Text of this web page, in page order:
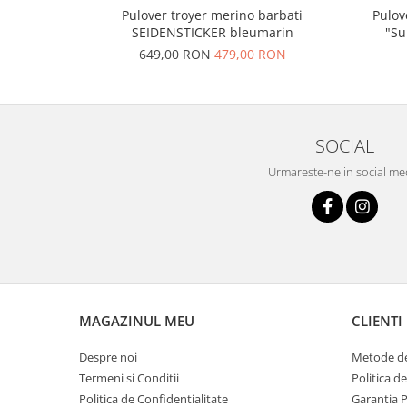
Pulover troyer merino barbati
SEIDENSTICKER bleumarin
649,00 RON479,00 RON
SOCIAL
Urmareste-ne in social
MAGAZINUL MEU
Despre noi
Termeni si Conditii
Politica de Confidentialitate
CLIENTI
Metode
Politica
Garantia